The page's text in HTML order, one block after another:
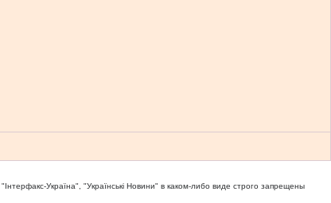
Україна", "Українськi Новини" в каком-либо виде строго запрещены